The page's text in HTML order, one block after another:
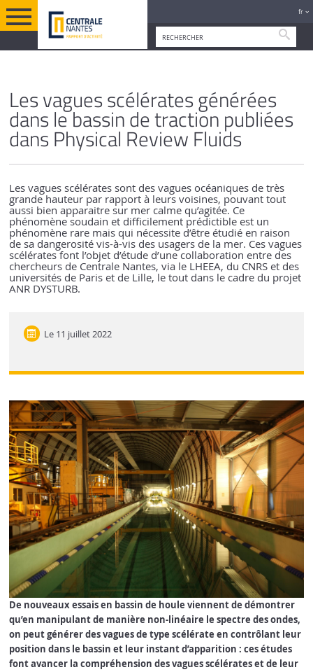
fr
Les vagues scélérates générées
dans le bassin de traction publiées
dans Physical Review Fluids
Les vagues scélérates sont des vagues océaniques de très
grande hauteur par rapport à leurs voisines, pouvant tout
aussi bien apparaitre sur mer calme qu’agitée. Ce
phénomène soudain et difficilement prédictible est un
phénomène rare mais qui nécessite d’être étudié en raison
de sa dangerosité vis-à-vis des usagers de la mer. Ces vagues
scélérates font l’objet d’étude d’une collaboration entre des
chercheurs de Centrale Nantes, via le LHEEA, du CNRS et des
universités de Paris et de Lille, le tout dans le cadre du projet
ANR DYSTURB.
Le 11 juillet 2022
De nouveaux essais en bassin de houle viennent de démontrer
qu’en manipulant de manière non-linéaire le spectre des ondes,
on peut générer des vagues de type scélérate en contrôlant leur
position dans le bassin et leur instant d’apparition : ces études
font avancer la compréhension des vagues scélérates et de leur